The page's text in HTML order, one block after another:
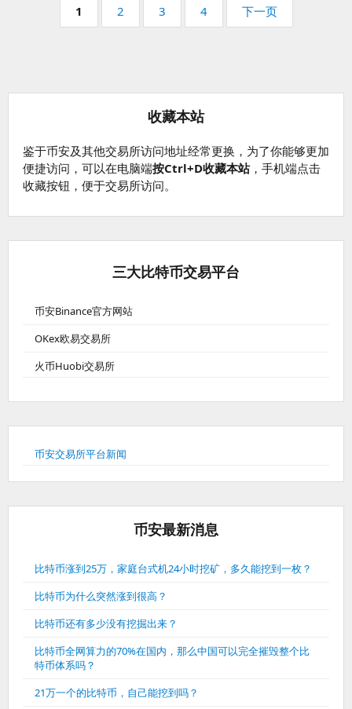
页
码：
1
页
码：
2
页
码：
3
页
码：
4 下一页
收藏本站
鉴于币安及其他交易所访问地址经常更换，为了你能够更加
便捷访问，可以在电脑端按Ctrl+D收藏本站，手机端点击
收藏按钮，便于交易所访问。
三大比特币交易平台
币安Binance官方网站
OKex欧易交易所
火币Huobi交易所
币安交易所平台新闻
币安最新消息
比特币涨到25万，家庭台式机24小时挖矿，多久能挖到一枚？
比特币为什么突然涨到很高？
比特币还有多少没有挖掘出来？
比特币全网算力的70%在国内，那么中国可以完全摧毁整个比
特币体系吗？
21万一个的比特币，自己能挖到吗？